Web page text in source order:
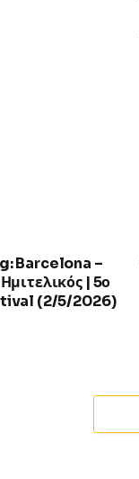
Barcelona –
| 5ο
(2/5/2026)